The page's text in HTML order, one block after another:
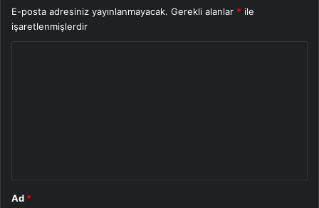
E-posta adresiniz yayınlanmayacak. Gerekli alanlar * ile
işaretlenmişlerdir
Ad *